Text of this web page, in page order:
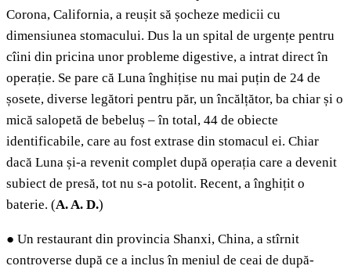
Corona, California, a reușit să șocheze medicii cu
dimensiunea stomacului. Dus la un spital de urgențe pentru
cîini din pricina unor probleme digestive, a intrat direct în
operație. Se pare că Luna înghițise nu mai puțin de 24 de
șosete, diverse legători pentru păr, un încălțător, ba chiar și o
mică salopetă de bebeluș – în total, 44 de obiecte
identificabile, care au fost extrase din stomacul ei. Chiar
dacă Luna și-a revenit complet după operația care a devenit
subiect de presă, tot nu s-a potolit. Recent, a înghițit o
baterie. (A. A. D.)
● Un restaurant din provincia Shanxi, China, a stîrnit
controverse după ce a inclus în meniul de ceai de după-